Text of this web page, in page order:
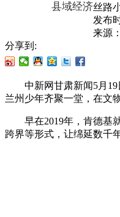
县域经济丝路
发布
来源：
分享到:
中新网甘肃新闻5月19日
兰州少年齐聚一堂，在文
早在2019年，肯德基就
跨界等形式，让绵延数千